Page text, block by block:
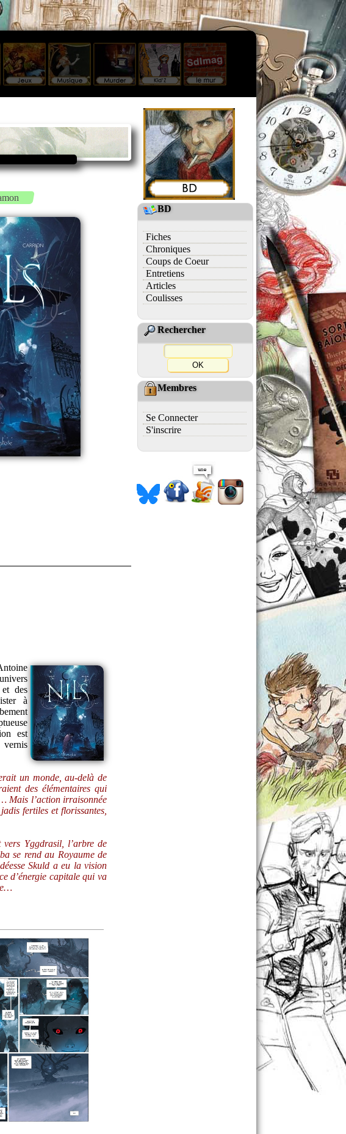
des
à
est
vernis
un monde, au-delà de
des élémentaires qui
Mais l’action irraisonnée
fertiles et florissantes,
Yggdrasil, l’arbre de
se rend au Royaume de
Skuld a eu la vision
d’énergie capitale qui va
BD
Fiches
Chroniques
Coups de Coeur
Entretiens
Articles
Coulisses
Rechercher
Membres
Se Connecter
S'inscrire